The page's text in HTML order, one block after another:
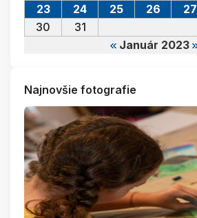
Január 2023
23
24 25 26 27
30
31
Najnovšie fotografie